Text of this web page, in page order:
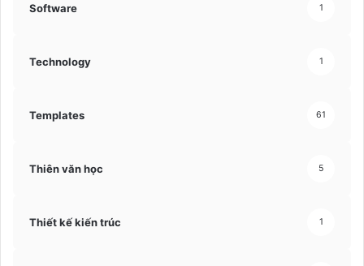
Software 1
Technology 1
Templates 61
Thiên văn học 5
Thiết kế kiến trúc 1